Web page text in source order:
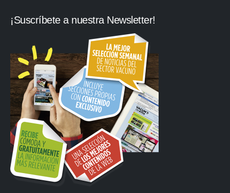
¡Suscríbete a nuestra Newsletter!